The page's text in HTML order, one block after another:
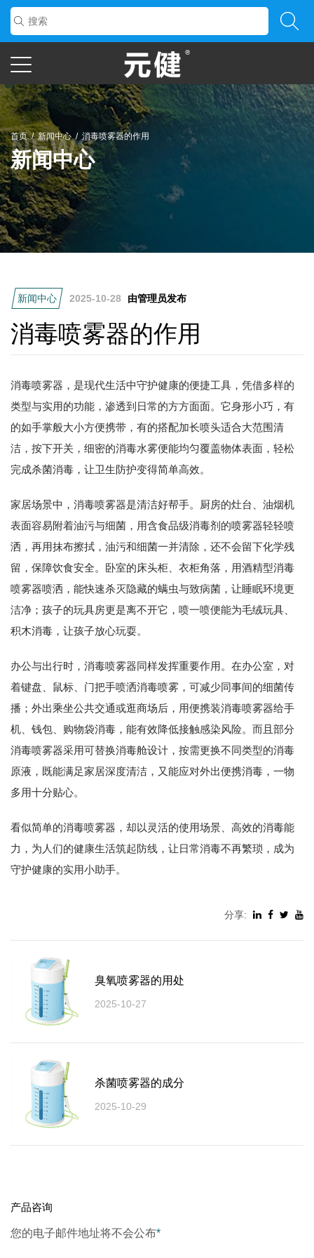
首页 / 新闻中心 / 消毒喷雾器的作用
新闻中心
新闻中心 2025-10-28 由管理员发布
消毒喷雾器的作用
消毒喷雾器，是现代生活中守护健康的便捷工具，凭借多样的
类型与实用的功能，渗透到日常的方方面面。它身形小巧，有
的如手掌般大小方便携带，有的搭配加长喷头适合大范围清
洁，按下开关，细密的消毒水雾便能均匀覆盖物体表面，轻松
完成杀菌消毒，让卫生防护变得简单高效。
家居场景中，消毒喷雾器是清洁好帮手。厨房的灶台、油烟机
表面容易附着油污与细菌，用含食品级消毒剂的喷雾器轻轻喷
洒，再用抹布擦拭，油污和细菌一并清除，还不会留下化学残
留，保障饮食安全。卧室的床头柜、衣柜角落，用酒精型消毒
喷雾器喷洒，能快速杀灭隐藏的螨虫与致病菌，让睡眠环境更
洁净；孩子的玩具房更是离不开它，喷一喷便能为毛绒玩具、
积木消毒，让孩子放心玩耍。
办公与出行时，消毒喷雾器同样发挥重要作用。在办公室，对
着键盘、鼠标、门把手喷洒消毒喷雾，可减少同事间的细菌传
播；外出乘坐公共交通或逛商场后，用便携装消毒喷雾器给手
机、钱包、购物袋消毒，能有效降低接触感染风险。而且部分
消毒喷雾器采用可替换消毒舱设计，按需更换不同类型的消毒
原液，既能满足家居深度清洁，又能应对外出便携消毒，一物
多用十分贴心。
看似简单的消毒喷雾器，却以灵活的使用场景、高效的消毒能
力，为人们的健康生活筑起防线，让日常消毒不再繁琐，成为
守护健康的实用小助手。
分享:
臭氧喷雾器的用处
2025-10-27
杀菌喷雾器的成分
2025-10-29
产品咨询
您的电子邮件地址将不会公布*